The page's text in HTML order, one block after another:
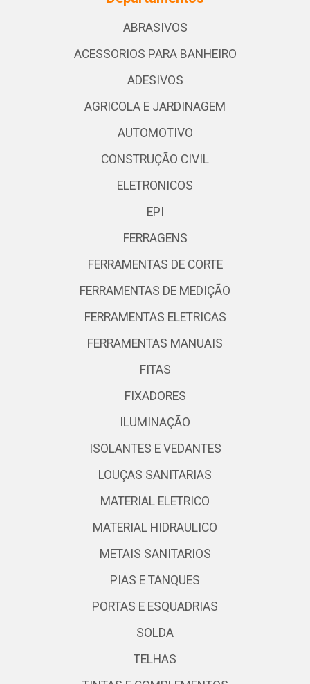
ABRASIVOS
ACESSORIOS PARA BANHEIRO
ADESIVOS
AGRICOLA E JARDINAGEM
AUTOMOTIVO
CONSTRUÇÃO CIVIL
ELETRONICOS
EPI
FERRAGENS
FERRAMENTAS DE CORTE
FERRAMENTAS DE MEDIÇÃO
FERRAMENTAS ELETRICAS
FERRAMENTAS MANUAIS
FITAS
FIXADORES
ILUMINAÇÃO
ISOLANTES E VEDANTES
LOUÇAS SANITARIAS
MATERIAL ELETRICO
MATERIAL HIDRAULICO
METAIS SANITARIOS
PIAS E TANQUES
PORTAS E ESQUADRIAS
SOLDA
TELHAS